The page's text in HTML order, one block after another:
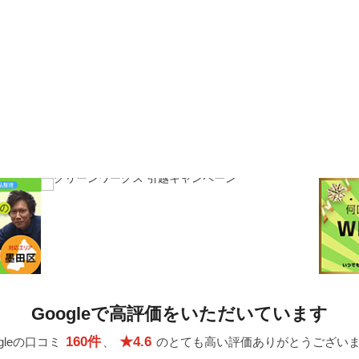
Googleで高評価をいただいています
の口コミ 160件 ★4.6 のとても高い評価ありがとうござい